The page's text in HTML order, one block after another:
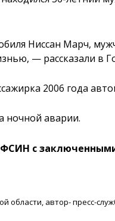
Ниссан Марч,
— рассказали в
2006 года
ночной аварии.
ФСИН с
области, автор- пресс-